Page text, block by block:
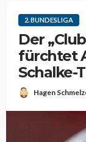
2. BUNDESLIGA
Der
fürchtet
Schalke-
Hagen